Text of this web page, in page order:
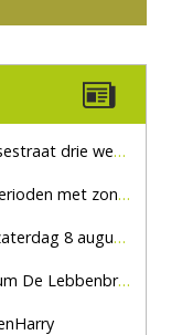
voor doorgaand verkeer
met zon en droog
marktplein Haaksbergen
Lebbenbrugge